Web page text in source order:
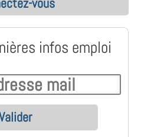
infos emploi